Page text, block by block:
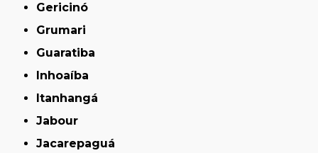
Gericinó
Grumari
Guaratiba
Inhoaíba
Itanhangá
Jabour
Jacarepaguá